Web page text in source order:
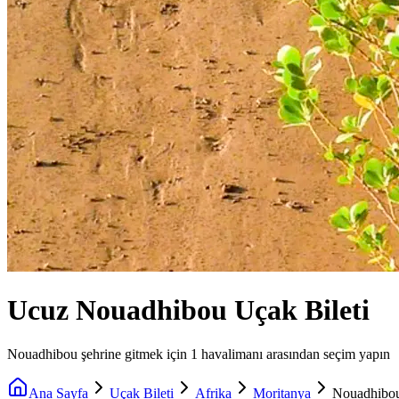
Ucuz Nouadhibou Uçak Bileti
Nouadhibou şehrine gitmek için 1 havalimanı arasından seçim yapın
Ana Sayfa Uçak Bileti Afrika Moritanya